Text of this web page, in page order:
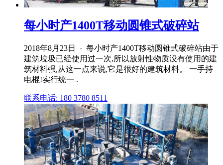
每小时产1400T移动圆锥式破碎站
2018年8月23日 · 每小时产1400T移动圆锥式破碎站由于
建筑垃圾已经使用过一次,所以放射性物质没有使用的建
筑材料强,从这一点来说,它是很好的建筑材料。 一手持
电棍!实行统一 .
联系电话: 180 3780 8511